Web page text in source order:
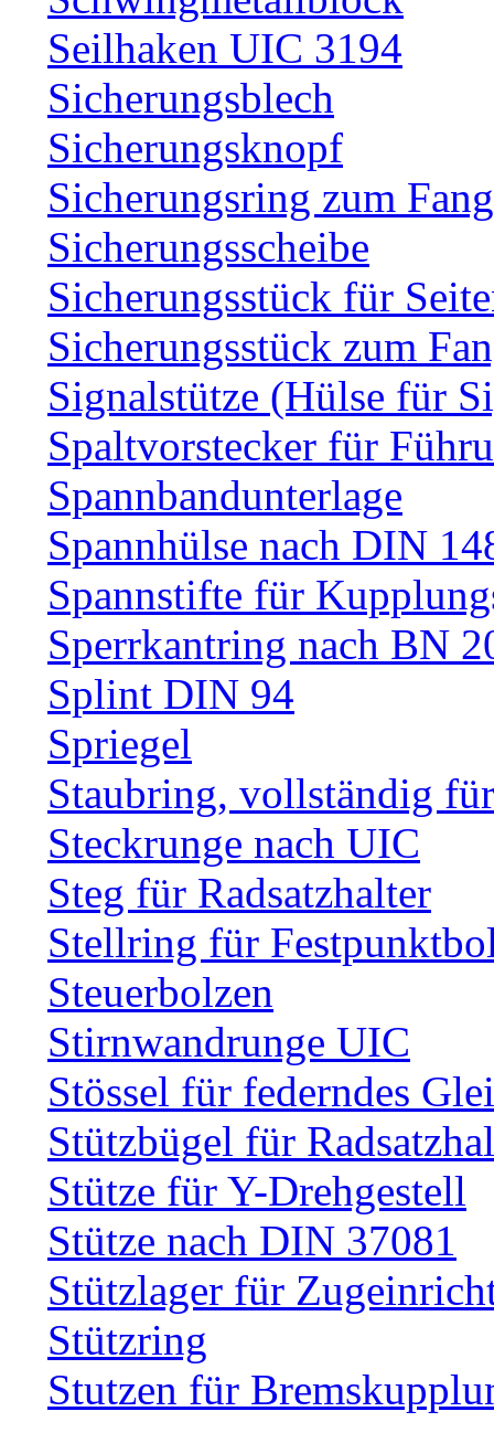
Seilhaken UIC 3194
Sicherungsblech
Sicherungsknopf
Sicherungsring zum
Sicherungsscheibe
Sicherungsstück für
Sicherungsstück zum
Signalstütze (Hülse für
Spaltvorstecker für
Spannbandunterlage
Spannhülse nach DIN
Spannstifte für
Sperrkantring nach BN
Splint DIN 94
Spriegel
Staubring, vollständig
Steckrunge nach UIC
Steg für Radsatzhalter
Stellring für
Steuerbolzen
Stirnwandrunge UIC
Stössel für federndes
Stützbügel für
Stütze für Y-Drehgestell
Stütze nach DIN 37081
Stützlager für
Stützring
Stutzen für